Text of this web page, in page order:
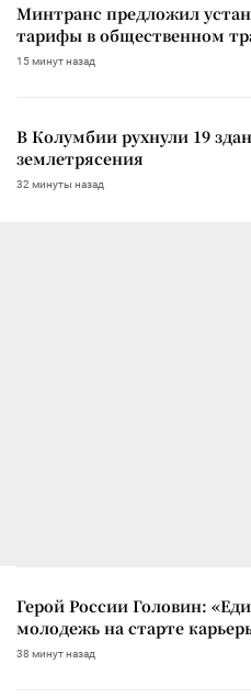
Минтранс предложил
тарифы в общественном
15 минут назад
В Колумбии рухнули 19
землетрясения
32 минуты назад
Герой России Головин:
молодежь на старте
38 минут назад